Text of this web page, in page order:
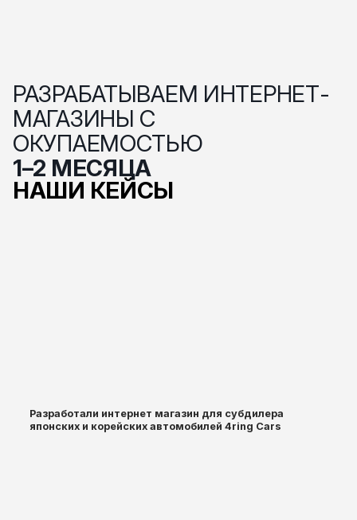
РАЗРАБАТЫВАЕМ ИНТЕРНЕТ-
МАГАЗИНЫ С
ОКУПАЕМОСТЬЮ
1–2 МЕСЯЦА
НАШИ КЕЙСЫ
Разработали интернет магазин для субдилера
японских и корейских автомобилей 4ring Cars